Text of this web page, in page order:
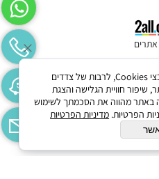
אתרים
לידיעתך, באתרנו נעשה שימוש בקבצי Cookies, לרבות של צדדים
שיפור חוויית הגלישה והצגת
באתר מהווה את הסכמתך לשימוש
הפרטיות. מדיניות הפרטיות